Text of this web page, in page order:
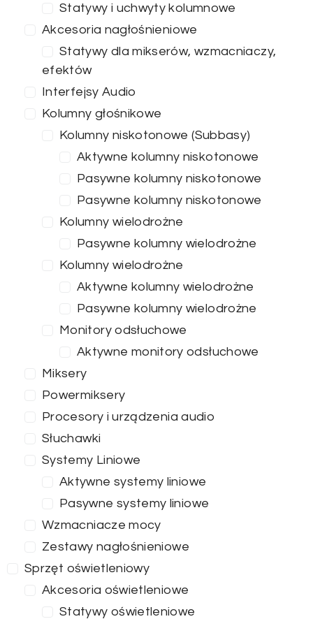
Statywy i uchwyty kolumnowe
Akcesoria nagłośnieniowe
Statywy dla mikserów, wzmacniaczy,
efektów
Interfejsy Audio
Kolumny głośnikowe
Kolumny niskotonowe (Subbasy)
Aktywne kolumny niskotonowe
Pasywne kolumny niskotonowe
Pasywne kolumny niskotonowe
Kolumny wielodrożne
Pasywne kolumny wielodrożne
Kolumny wielodrożne
Aktywne kolumny wielodrożne
Pasywne kolumny wielodrożne
Monitory odsłuchowe
Aktywne monitory odsłuchowe
Miksery
Powermiksery
Procesory i urządzenia audio
Słuchawki
Systemy Liniowe
Aktywne systemy liniowe
Pasywne systemy liniowe
Wzmacniacze mocy
Zestawy nagłośnieniowe
Sprzęt oświetleniowy
Akcesoria oświetleniowe
Statywy oświetleniowe